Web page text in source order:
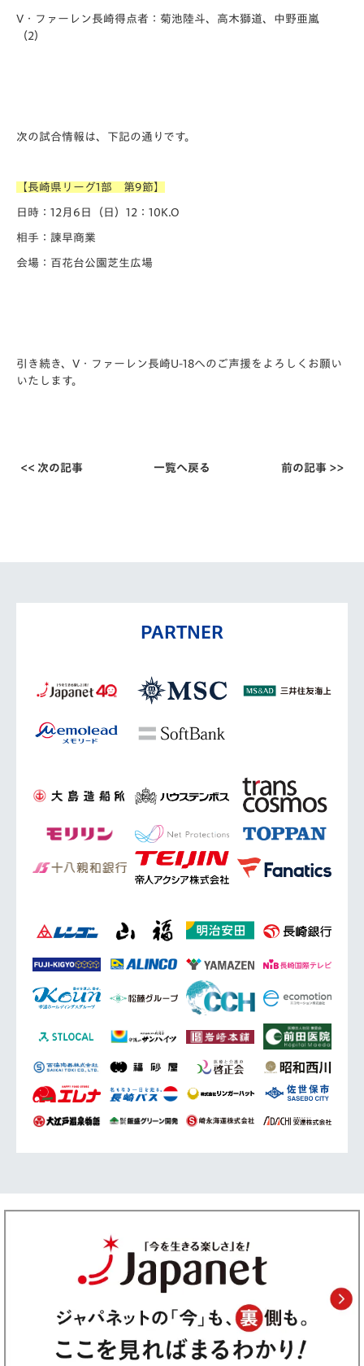
V・ファーレン長崎得点者：菊池陸斗、高木獅道、中野亜嵐
（2）
次の試合情報は、下記の通りです。
【長崎県リーグ1部 第9節】
日時：12月6日（日）12：10K.O
相手：諫早商業
会場：百花台公園芝生広場
引き続き、V・ファーレン長崎U-18へのご声援をよろしくお願い
いたします。
<< 次の記事 一覧へ戻る 前の記事 >>
PARTNER